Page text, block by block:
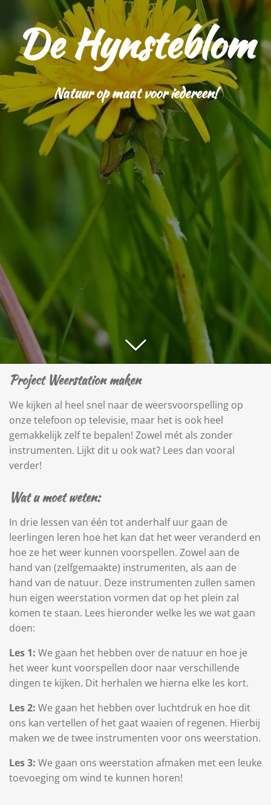
De Hynsteblom
Natuur op maat voor iedereen!
Project Weerstation maken
We kijken al heel snel naar de weersvoorspelling op
onze telefoon op televisie, maar het is ook heel
gemakkelijk zelf te bepalen! Zowel mét als zonder
instrumenten. Lijkt dit u ook wat? Lees dan vooral
verder!
Wat u moet weten:
In drie lessen van één tot anderhalf uur gaan de
leerlingen leren hoe het kan dat het weer veranderd en
hoe ze het weer kunnen voorspellen. Zowel aan de
hand van (zelfgemaakte) instrumenten, als aan de
hand van de natuur. Deze instrumenten zullen samen
hun eigen weerstation vormen dat op het plein zal
komen te staan. Lees hieronder welke les we wat gaan
doen:
Les 1: We gaan het hebben over de natuur en hoe je
het weer kunt voorspellen door naar verschillende
dingen te kijken. Dit herhalen we hierna elke les kort.
Les 2: We gaan het hebben over luchtdruk en hoe dit
ons kan vertellen of het gaat waaien of regenen. Hierbij
maken we de twee instrumenten voor ons weerstation.
Les 3: We gaan ons weerstation afmaken met een leuke
toevoeging om wind te kunnen horen!